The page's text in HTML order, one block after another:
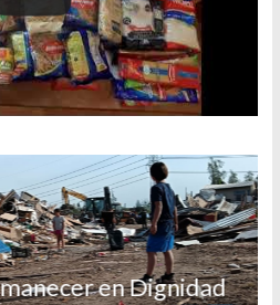
en Dignidad